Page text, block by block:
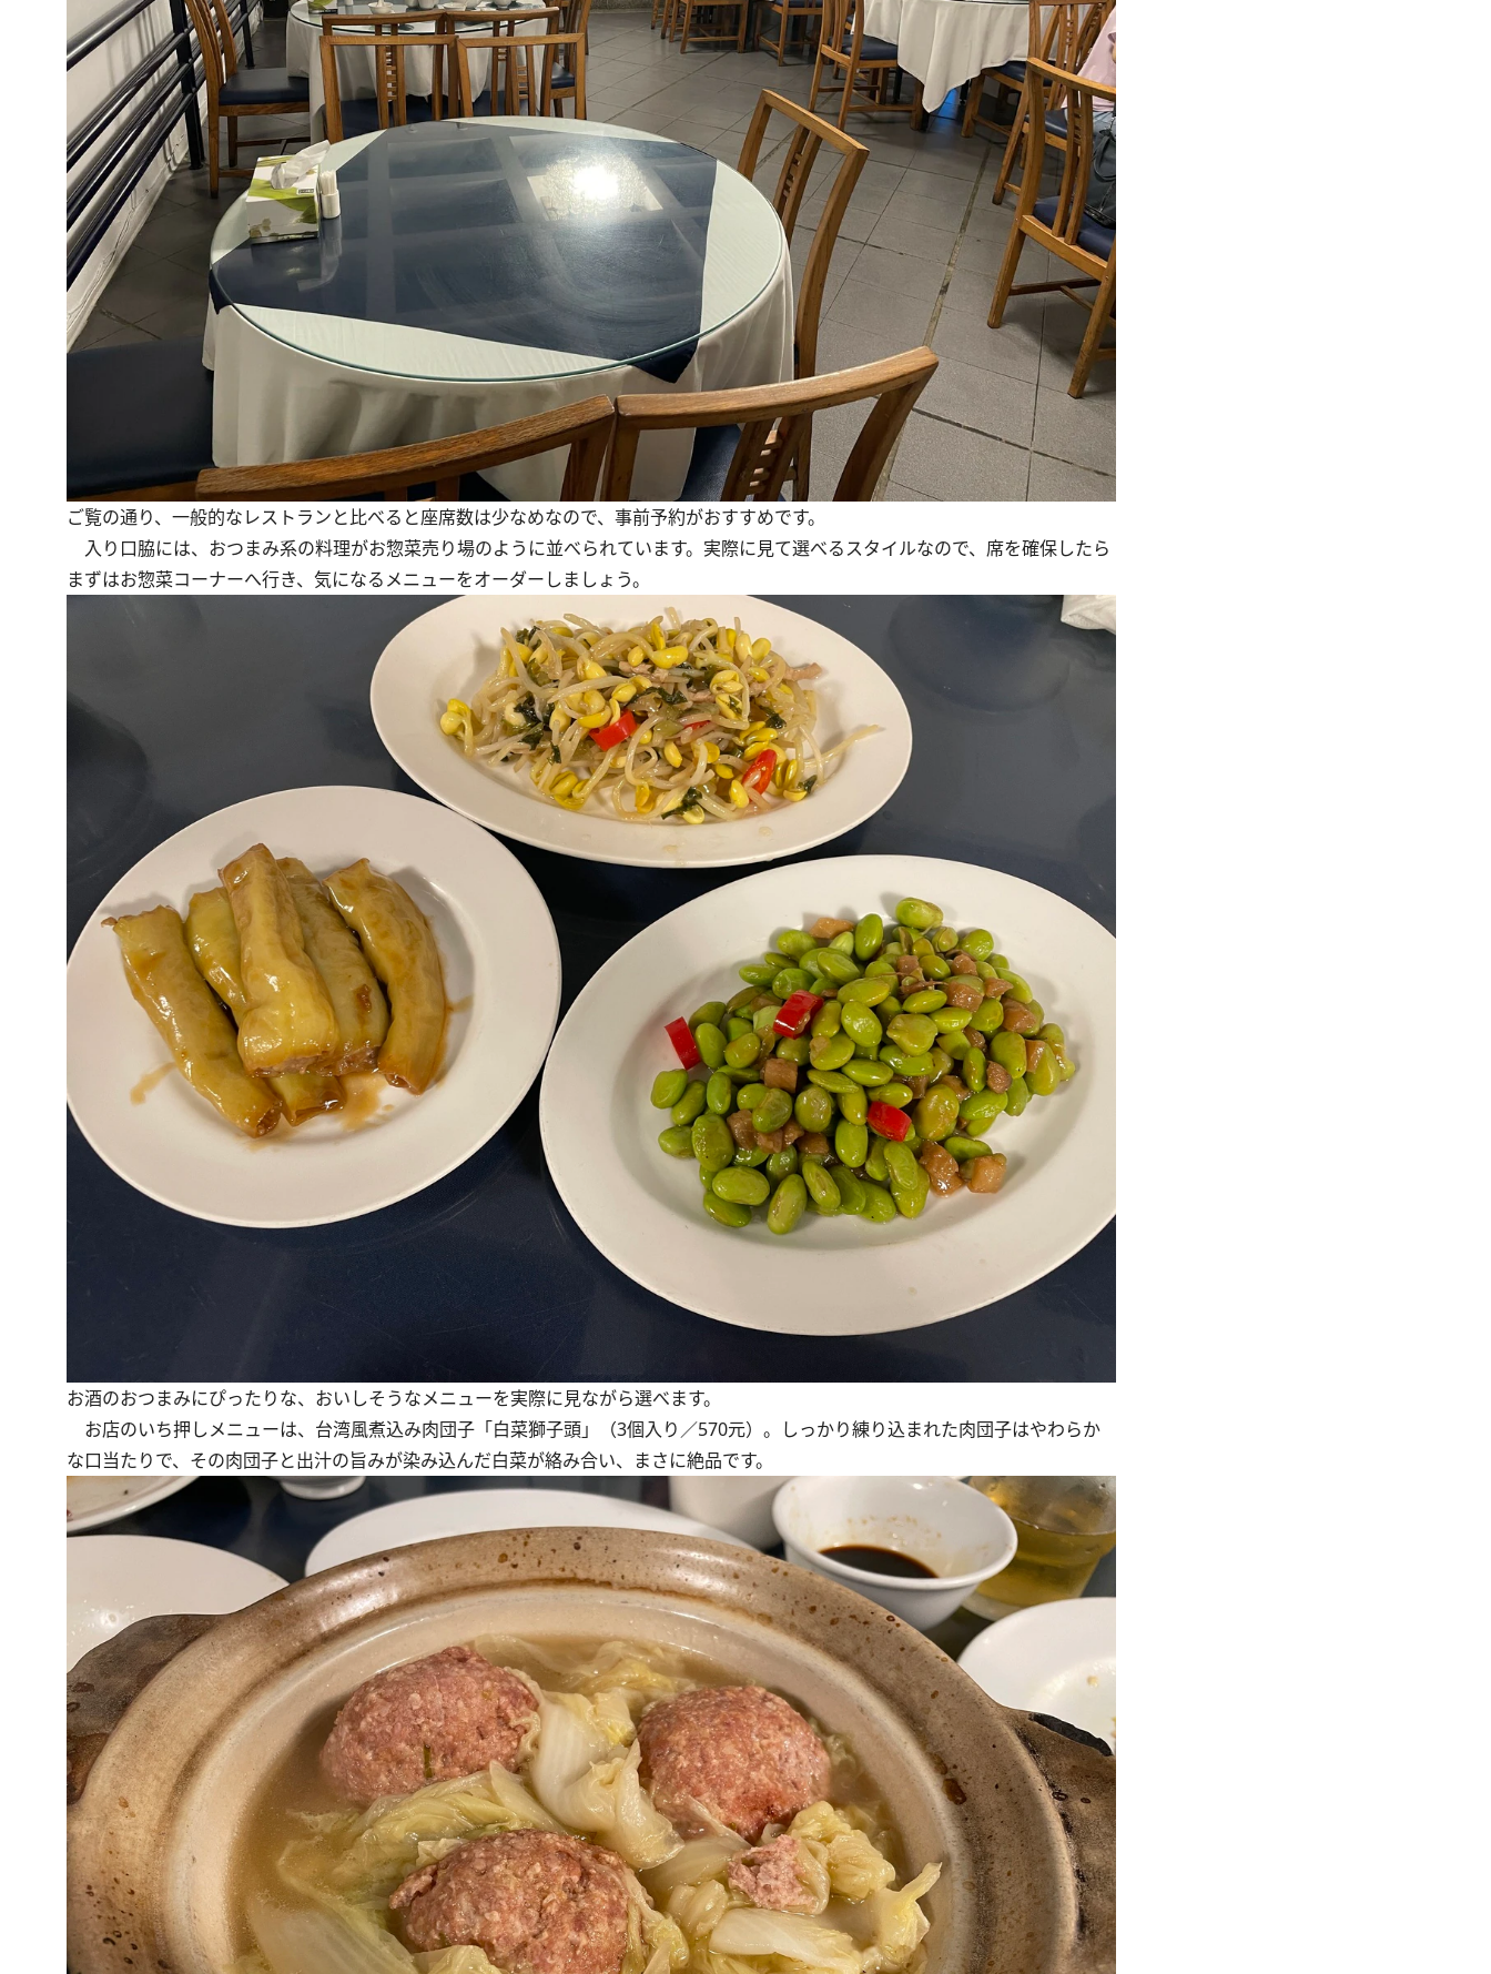
ご覧の通り、一般的なレストランと比べると座席数は少なめなので、事前予約がおすすめです。
入り口脇には、おつまみ系の料理がお惣菜売り場のように並べられています。実際に見て選べるスタイルなので、席を確保したら
まずはお惣菜コーナーへ行き、気になるメニューをオーダーしましょう。
お酒のおつまみにぴったりな、おいしそうなメニューを実際に見ながら選べます。
お店のいち押しメニューは、台湾風煮込み肉団子「白菜獅子頭」（3個入り／570元）。しっかり練り込まれた肉団子はやわらか
な口当たりで、その肉団子と出汁の旨みが染み込んだ白菜が絡み合い、まさに絶品です。